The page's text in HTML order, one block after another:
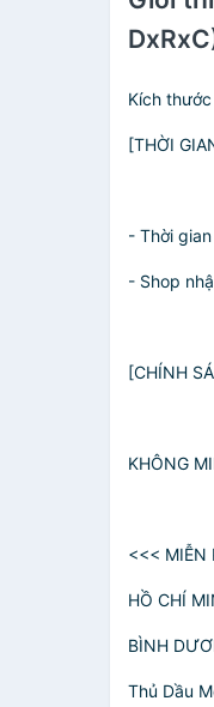
Kích
[THỜI
- Thời
- Shop
[CHÍNH
KHÔNG
<<< MIỄN
HỒ CHÍ
BÌNH
Thủ Dầu